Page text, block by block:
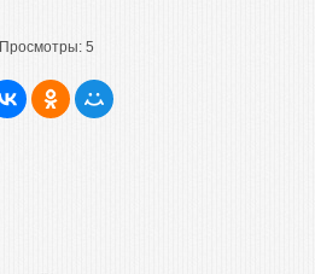
Просмотры: 5